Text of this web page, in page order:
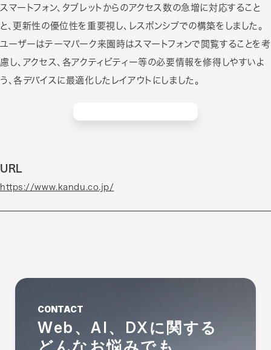
スマートフォン、タブレットからのアクセス数の急増に対応すること
と、更新性の優位性を重要視し、レスポンシブでの構築をしました。
ユーザーはテーマパーク来園時はスマートフォンで閲覧することを考
慮し、アクセス、各アクティビティー等の必要情報を修得しやすいよ
う、各デバイスに最適化したレイアウトにしました。
URL
https://www.kandu.co.jp/
CONTACT
Web、AI、DXに関する